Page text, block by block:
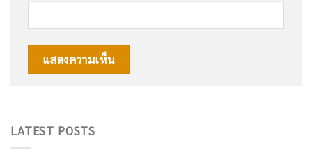
LATEST POSTS